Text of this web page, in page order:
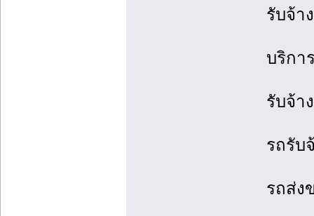
รับจ้า
บริกา
รับจ้า
รถรับ
รถส่ง